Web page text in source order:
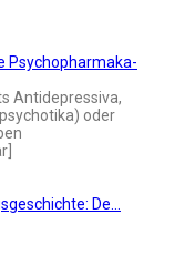
Psychopharmaka-
Antidepressiva,
oder
De…